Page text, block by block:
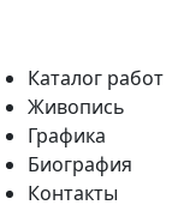
Каталог работ
Живопись
Графика
Биография
Контакты